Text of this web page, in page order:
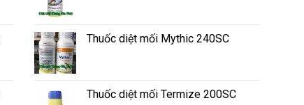
Thuốc diệt mối Mythic 240SC
Thuốc diệt mối Termize 200SC